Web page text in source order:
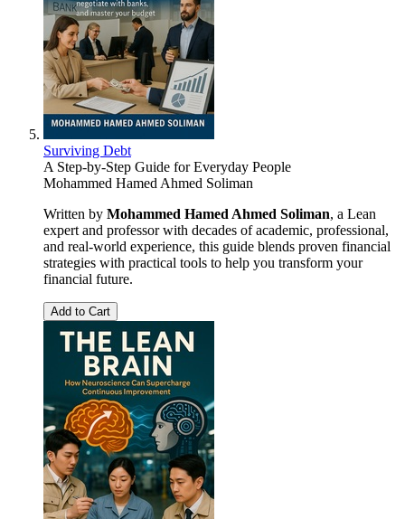
Surviving Debt
A Step-by-Step Guide for Everyday People
Mohammed Hamed Ahmed Soliman
Written by Mohammed Hamed Ahmed Soliman, a Lean
expert and professor with decades of academic, professional,
and real-world experience, this guide blends proven financial
strategies with practical tools to help you transform your
financial future.
Add to Cart